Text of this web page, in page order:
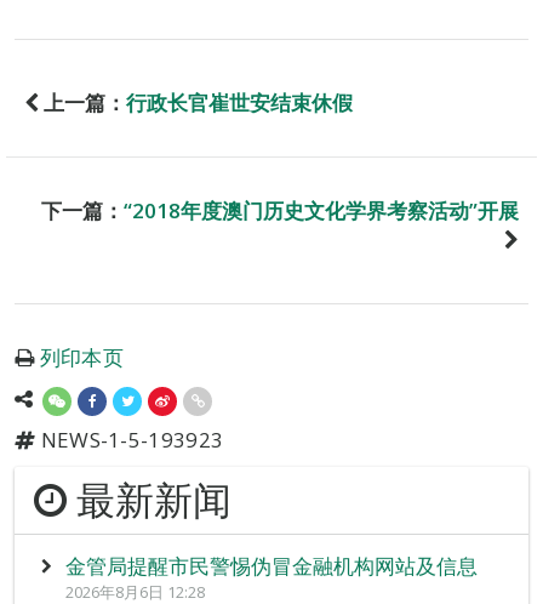
上一篇： 行政长官崔世安结束休假
下一篇： “2018年度澳门历史文化学界考察活动”开展
列印本页
NEWS-1-5-193923
最新新闻
金管局提醒市民警惕伪冒金融机构网站及信息
2026年8月6日 12:28